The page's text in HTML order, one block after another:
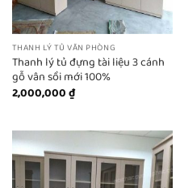
THANH LÝ TỦ VĂN PHÒNG
Thanh lý tủ đựng tài liệu 3 cánh
gỗ vân sồi mới 100%
2,000,000₫